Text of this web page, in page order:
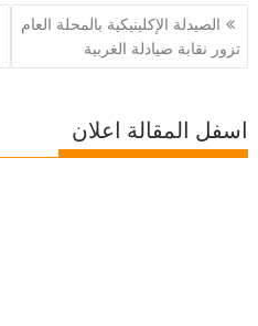
تصفّح
المقالات
الصيدلة الإكلينيكية بالمحلة العام
تزور نقابة صيادلة الغربية
اسفل المقالة اعلان